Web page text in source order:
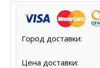
Город доставки:
Цена доставки: